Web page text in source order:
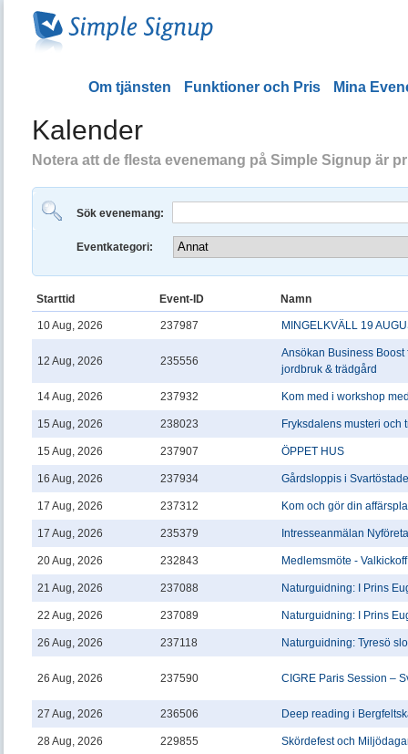
Om tjänsten Funktioner och Pris Mina
Kalender
Notera att de flesta evenemang på Simple Signup är
Sök evenemang:
Eventkategori:
Starttid Event-ID Namn
10 Aug, 2026 237987 MINGELKVÄLL 19
12 Aug, 2026 235556
Ansökan Business Boost
jordbruk & trädgård
14 Aug, 2026 237932 Kom med i workshop
15 Aug, 2026 238023 Fryksdalens musteri och
15 Aug, 2026 237907 ÖPPET HUS
16 Aug, 2026 237934 Gårdsloppis i
17 Aug, 2026 237312 Kom och gör din
17 Aug, 2026 235379 Intresseanmälan
20 Aug, 2026 232843 Medlemsmöte - Valkickoff
21 Aug, 2026 237088 Naturguidning: I Prins
22 Aug, 2026 237089 Naturguidning: I Prins
26 Aug, 2026 237118 Naturguidning: Tyresö
26 Aug, 2026 237590 CIGRE Paris Session –
27 Aug, 2026 236506 Deep reading i
28 Aug, 2026 229855 Skördefest och